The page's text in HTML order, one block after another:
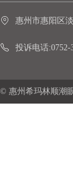
惠州市惠阳区
投诉电话:0752-
© 惠州希玛林顺潮